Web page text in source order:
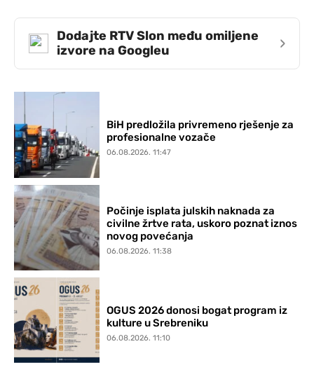
Dodajte RTV Slon među omiljene
izvore na Googleu
›
BiH predložila privremeno rješenje za
profesionalne vozače
06.08.2026. 11:47
Počinje isplata julskih naknada za
civilne žrtve rata, uskoro poznat iznos
novog povećanja
06.08.2026. 11:38
OGUS 2026 donosi bogat program iz
kulture u Srebreniku
06.08.2026. 11:10